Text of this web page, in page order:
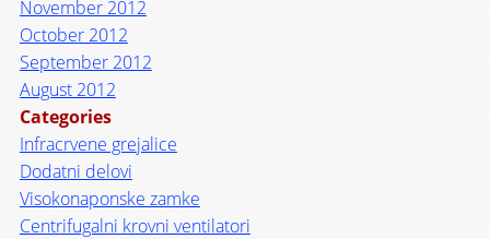
November 2012
October 2012
September 2012
August 2012
Categories
Infracrvene grejalice
Dodatni delovi
Visokonaponske zamke
Centrifugalni krovni ventilatori